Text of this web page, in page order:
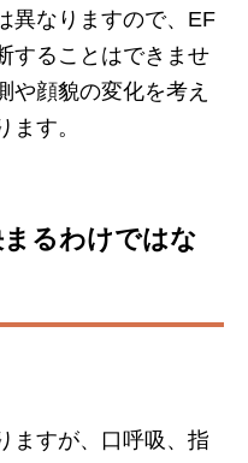
異なりますので、EF
することはできませ
や顔貌の変化を考え
す。
るわけではな
ますが、口呼吸、指